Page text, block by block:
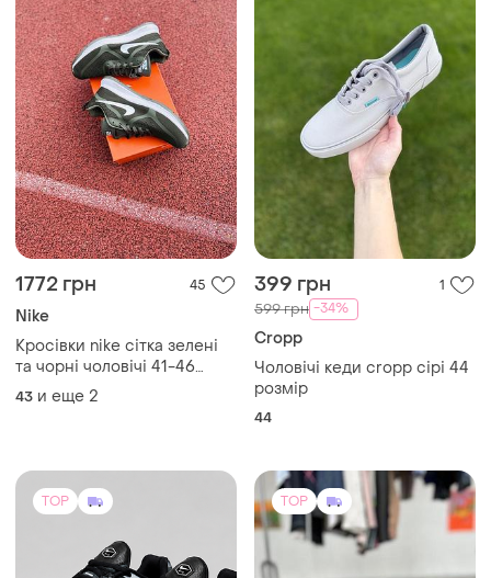
1772 грн 45
Nike
Кросівки nike сітка зелені
та чорні чоловічі 41-46
повномірки
43 и еще 2
399 грн 1
599 грн -34%
Cropp
Чоловічі кеди cropp сірі 44
розмір
44
TOP TOP